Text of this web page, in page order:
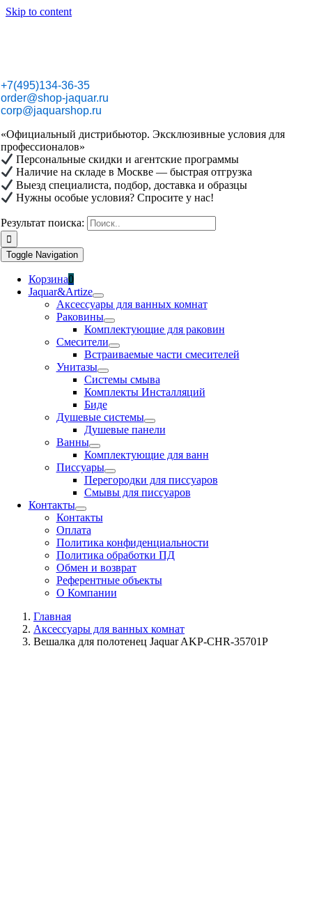
Skip to content
+7(495)134-36-35
order@shop-jaquar.ru
corp@jaquarshop.ru
«Официальный дистрибьютор. Эксклюзивные условия для
профессионалов»
Персональные скидки и агентские программы
Наличие на складе в Москве — быстрая отгрузка
Выезд специалиста, подбор, доставка и образцы
Нужны особые условия? Спросите у нас!
Результат поиска:
Toggle Navigation
Корзина0
Jaquar&Artize
Аксессуары для ванных комнат
Раковины
Комплектующие для раковин
Смесители
Встраиваемые части смесителей
Унитазы
Системы смыва
Комплекты Инсталляций
Биде
Душевые системы
Душевые панели
Ванны
Комплектующие для ванн
Писсуары
Перегородки для писсуаров
Смывы для писсуаров
Контакты
Контакты
Оплата
Политика конфиденциальности
Политика обработки ПД
Обмен и возврат
Референтные объекты
О Компании
Главная
Аксессуары для ванных комнат
Вешалка для полотенец Jaquar AKP-CHR-35701P